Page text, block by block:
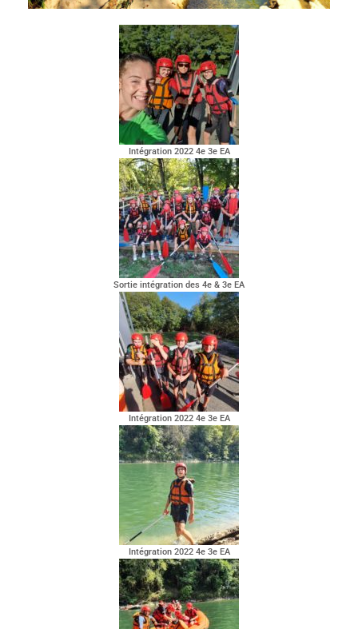
Intégration 2022 4e 3e EA
Sortie intégration des 4e & 3e EA
Intégration 2022 4e 3e EA
Intégration 2022 4e 3e EA